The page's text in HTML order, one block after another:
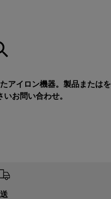
アイロン機器。製品またはを
いお問い合わせ。